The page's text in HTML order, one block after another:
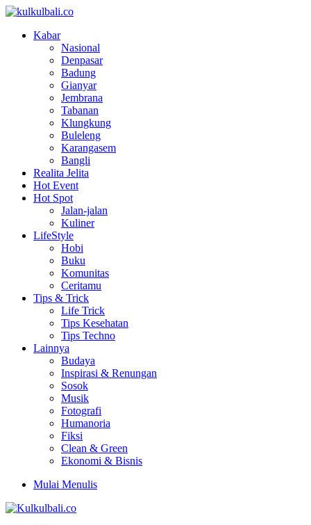
Kabar
Nasional
Denpasar
Badung
Gianyar
Jembrana
Tabanan
Klungkung
Buleleng
Karangasem
Bangli
Realita Jelita
Hot Event
Hot Spot
Jalan-jalan
Kuliner
LifeStyle
Hobi
Buku
Komunitas
Ceritamu
Tips & Trick
Life Trick
Tips Kesehatan
Tips Techno
Lainnya
Budaya
Inspirasi & Renungan
Sosok
Musik
Fotografi
Humanoria
Fiksi
Clean & Green
Ekonomi & Bisnis
Mulai Menulis